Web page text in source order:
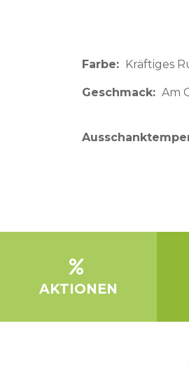
Farbe Kräftiges
Geschmack Am
AKTIONEN